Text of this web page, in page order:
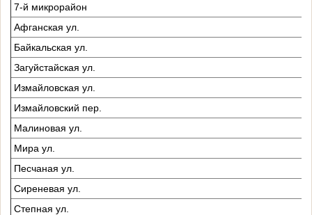
7-й микрорайон
Афганская ул.
Байкальская ул.
Загуйстайская ул.
Измайловская ул.
Измайловский пер.
Малиновая ул.
Мира ул.
Песчаная ул.
Сиреневая ул.
Степная ул.